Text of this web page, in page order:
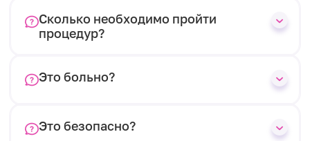
Сколько необходимо пройти
процедур?
Это больно?
Это безопасно?